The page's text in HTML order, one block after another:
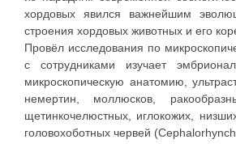
хордовых явился важнейшим
строения хордовых животных и его
Провёл исследования по
с сотрудниками изучает
микроскопическую анатомию,
немертин, моллюсков,
щетинкочелюстных, иглокожих,
головохоботных червей